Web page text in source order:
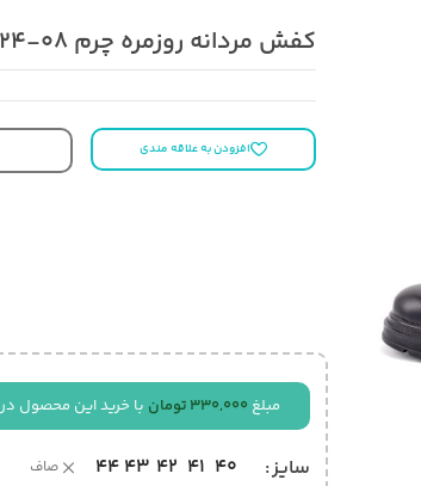
کفش مردانه روزمره چرم mrc1124-08
افزودن به علاقه مندی
مبلغ 330,000 تومان با خرید این محصول
سایز 40
41
42
43
44 صاف